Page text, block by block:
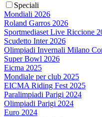
Speciali
Mondiali 2026
Roland Garros 2026
Sportmediaset Live Riccione
Scudetto Inter 2026
Olimpiadi Invernali Milano
Super Bowl 2026
Eicma 2025
Mondiale per club 2025
EICMA Riding Fest 2025
Paralimpiadi Parigi 2024
Olimpiadi Parigi 2024
Euro 2024